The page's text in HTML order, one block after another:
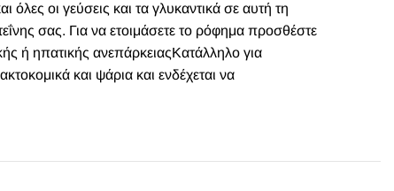
οι γεύσεις και τα γλυκαντικά σε αυτή τη
σας. Για να ετοιμάσετε το ρόφημα προσθέστε
ή ηπατικής ανεπάρκειαςΚατάλληλο για
και ψάρια και ενδέχεται να